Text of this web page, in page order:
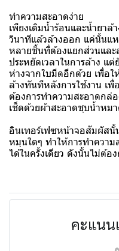
ทำความสะอาดง่าย
เพียงเติมน้ำร้อนและน้ำยาล้
วินาทีแล้วล้างออก แค่นั้นแ
หลายชิ้นที่ต้องแยกส่วนและ
ประหยัดเวลาในการล้าง
ห่างจากใบมีดอีกด้วย เพื่อ
ล้างทันทีหลังการใช้งาน เ
ต้องการทำความสะอาดกล่
เช็ดด้วยผ้าสะอาดชุบน้ำหม
อินเทอร์เฟซหน้าจอสัมผัส
หมุนใดๆ ทำให้การทำความ
ได้ในครั้งเดียว ดังนั้นไม่ต้อ
คะแนน